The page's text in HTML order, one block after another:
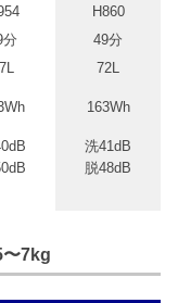
H860
分
49分
72L
163Wh
洗41dB
脱48dB
〜7kg